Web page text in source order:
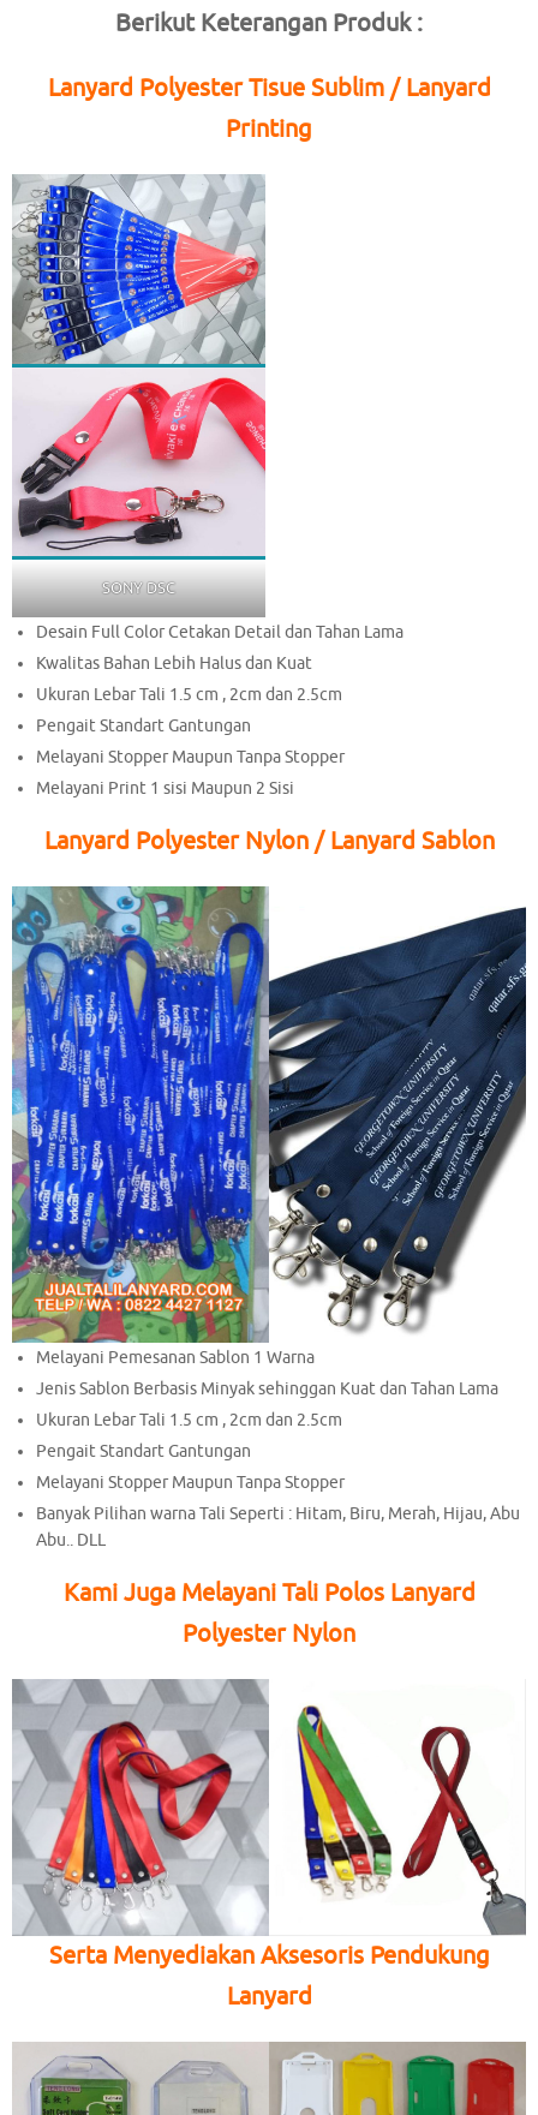
Berikut Keterangan Produk :
Lanyard Polyester Tisue Sublim / Lanyard
Printing
SONY DSC
Desain Full Color Cetakan Detail dan Tahan Lama
Kwalitas Bahan Lebih Halus dan Kuat
Ukuran Lebar Tali 1.5 cm , 2cm dan 2.5cm
Pengait Standart Gantungan
Melayani Stopper Maupun Tanpa Stopper
Melayani Print 1 sisi Maupun 2 Sisi
Lanyard Polyester Nylon / Lanyard Sablon
Melayani Pemesanan Sablon 1 Warna
Jenis Sablon Berbasis Minyak sehinggan Kuat dan Tahan Lama
Ukuran Lebar Tali 1.5 cm , 2cm dan 2.5cm
Pengait Standart Gantungan
Melayani Stopper Maupun Tanpa Stopper
Banyak Pilihan warna Tali Seperti : Hitam, Biru, Merah, Hijau, Abu
Abu.. DLL
Kami Juga Melayani Tali Polos Lanyard
Polyester Nylon
Serta Menyediakan Aksesoris Pendukung
Lanyard